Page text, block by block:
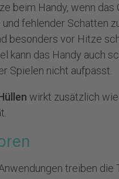
beim Handy, wenn
und fehlender Schatten
besonders vor Hitze
kann das Handy auch
Spielen nicht aufpasst.
wirkt zusätzlich wie
treiben die